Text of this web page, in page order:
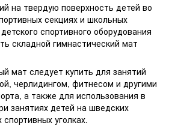
на твердую поверхность детей во
секциях и школьных
спортивного оборудования
складной гимнастический мат
мат следует купить для занятий
черлидингом, фитнесом и другими
а также для использования в
занятиях детей на шведских
уголках.